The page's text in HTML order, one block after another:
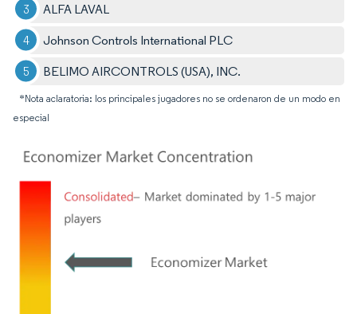
ALFA LAVAL
Johnson Controls International PLC
BELIMO AIRCONTROLS (USA), INC.
*Nota aclaratoria: los principales jugadores no se ordenaron de un modo en
especial